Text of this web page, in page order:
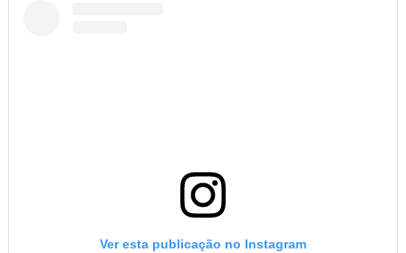
Ver esta publicação no Instagram